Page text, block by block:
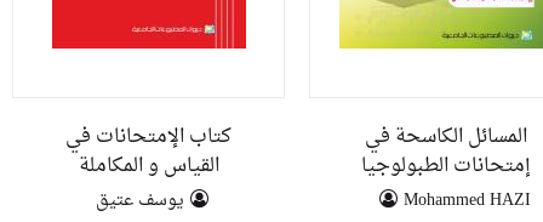
كتاب الإمتحانات في
القياس و المكاملة
يوسف عتيق
المسائل الكاسحة في
إمتحانات الطبولوجيا
Mohammed HAZI